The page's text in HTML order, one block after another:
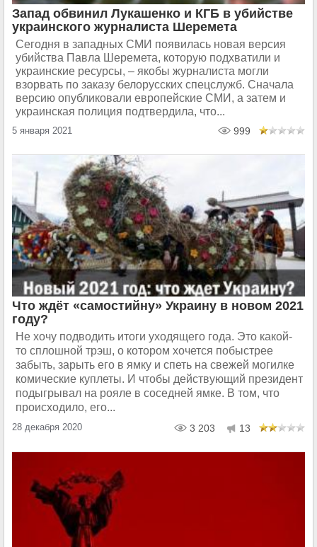
Запад обвинил Лукашенко и КГБ в убийстве
украинского журналиста Шеремета
Сегодня в западных СМИ появилась новая версия
убийства Павла Шеремета, которую подхватили и
украинские ресурсы, – якобы журналиста могли
взорвать по заказу белорусских спецслужб. Сначала
версию опубликовали европейские СМИ, а затем и
украинская полиция подтвердила, что...
5 января 2021 999
Что ждёт «самостийну» Украину в новом 2021
году?
Не хочу подводить итоги уходящего года. Это какой-
то сплошной трэш, о котором хочется побыстрее
забыть, зарыть его в ямку и спеть на свежей могилке
комические куплеты. И чтобы действующий президент
подыгрывал на рояле в соседней ямке. В том, что
происходило, его...
28 декабря 2020 3 203 13